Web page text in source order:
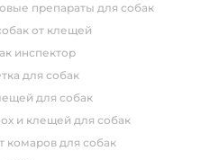
препараты для собак
от клещей
инспектор
для собак
для собак
и клещей для собак
комаров для собак